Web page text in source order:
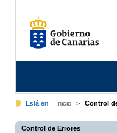
Está en: Inicio > Control
Control de Errores